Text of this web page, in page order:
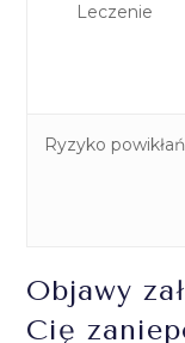
Leczenie
Ryzyko powikłań
Objawy
Cię